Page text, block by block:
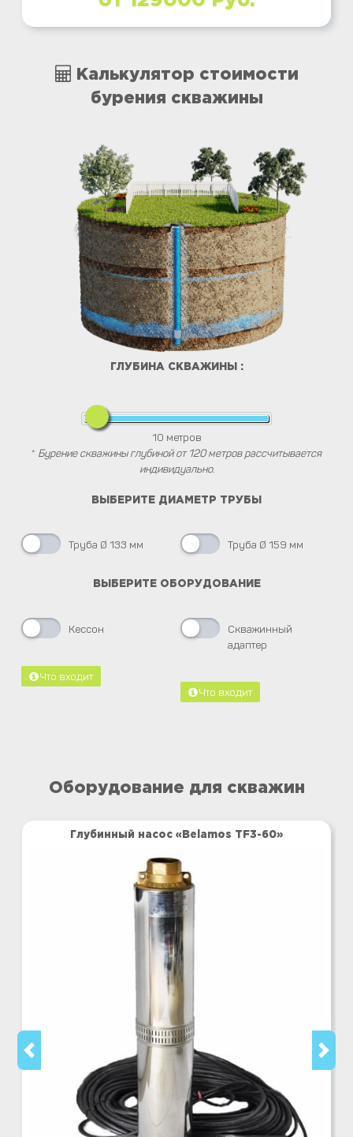
Калькулятор стоимости
бурения скважины
ГЛУБИНА СКВАЖИНЫ :
10 метров
* Бурение скважины глубиной от 120 метров рассчитывается
индивидуально.
ВЫБЕРИТЕ ДИАМЕТР ТРУБЫ
Труба Ø 133 мм Труба Ø 159 мм
ВЫБЕРИТЕ ОБОРУДОВАНИЕ
Кессон
Что входит
Скважинный
адаптер
Что входит
Оборудование для скважин
Глубинный насос «Belamos TF3-60»